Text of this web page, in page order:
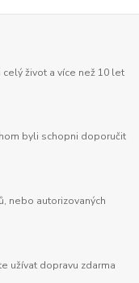
život a více než 10 let
byli schopni doporučit
nebo autorizovaných
užívat dopravu zdarma